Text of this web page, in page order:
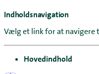
Indholdsnavigation
Vælg et link for at navigere
gå til
Hovedindhold